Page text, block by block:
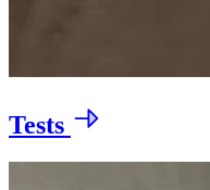
Tests